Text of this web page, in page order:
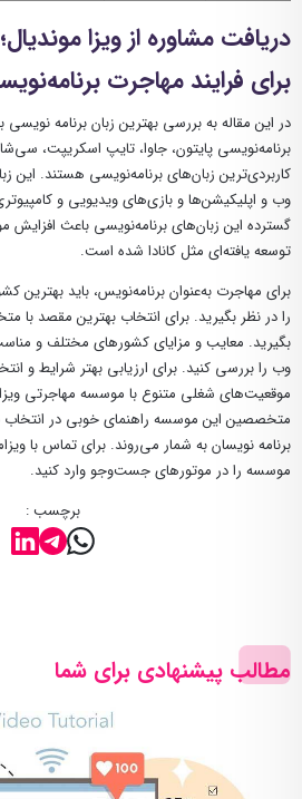
دریافت مشاوره از ویزا
برای فرایند مهاجرت
در این مقاله به بررسی بهترین زبان برنامه
برنامه‌نویسی پایتون، جاوا، تایپ اسکریپت،
کاربردی‌ترین زبان‌های برنامه‌نویسی هستند. این
وب و اپلیکیشن‌ها و بازی‌های ویدیویی و
گسترده این زبان‌های برنامه‌نویسی باعث
توسعه یافته‌ای مثل کانادا شده است.
برای مهاجرت به‌‌عنوان برنامه‌نویس، باید بهترین
را در نظر بگیرید. برای انتخاب بهترین مقصد
بگیرید. معایب و مزایای کشورهای مختلف و
وب را بررسی کنید. برای ارزیابی بهتر شرایط و
موقعیت‌های شغلی متنوع با موسسه مهاجرتی
متخصصین این موسسه راهنمای خوبی در انتخاب
برنامه نویسان به شمار می‌روند. برای تماس با
موسسه را در موتورهای جست‌وجو وارد کنید.
برچسب :
مطالب پیشنهادی برای شما